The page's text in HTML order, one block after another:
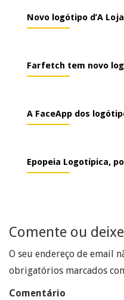
Novo logótipo d’A
Farfetch tem novo
A FaceApp dos
Epopeia Logotípica,
Comente ou
O seu endereço de email
obrigatórios marcados
Comentário